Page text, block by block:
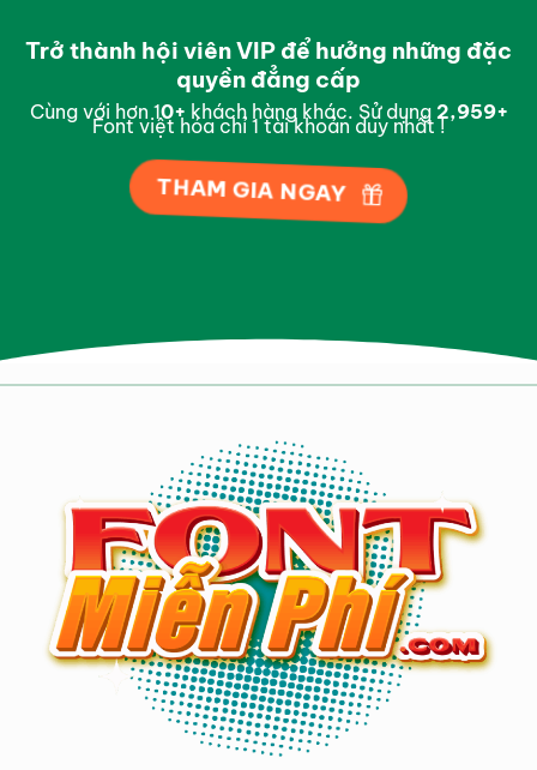
Trở thành hội viên VIP để hưởng những đặc
quyền đẳng cấp
Cùng với hơn 10+ khách hàng khác. Sử dụng 2,998+
Font việt hóa chỉ 1 tài khoản duy nhất !
THAM GIA NGAY